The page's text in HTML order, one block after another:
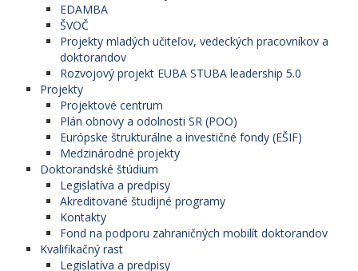
EDAMBA
ŠVOČ
Projekty mladých učiteľov, vedeckých pracovníkov a
doktorandov
Rozvojový projekt EUBA STUBA leadership 5.0
Projekty
Projektové centrum
Plán obnovy a odolnosti SR (POO)
Európske štrukturálne a investičné fondy (EŠIF)
Medzinárodné projekty
Doktorandské štúdium
Legislatíva a predpisy
Akreditované študijné programy
Kontakty
Fond na podporu zahraničných mobilít doktorandov
Kvalifikačný rast
Legislatíva a predpisy